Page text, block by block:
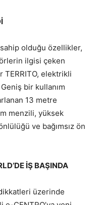
olduğu özellikler,
ilgisi çeken
TERRITO, elektrikli
bir kullanım
13 metre
menzili, yüksek
ve bağımsız ön
İŞ BAŞINDA
üzerinde